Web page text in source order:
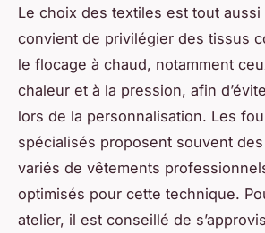
Le choix des textiles est tout aussi
convient de privilégier des tissus
le flocage à chaud, notamment
chaleur et à la pression, afin
lors de la personnalisation. Les
spécialisés proposent souvent
variés de vêtements
optimisés pour cette technique.
atelier, il est conseillé de